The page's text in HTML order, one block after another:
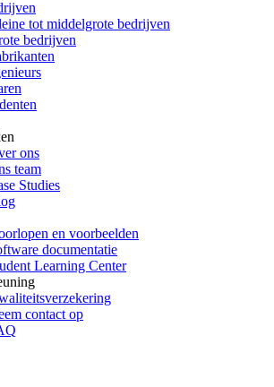
tot middelgrote bedrijven
bedrijven
ons
team
Studies
en voorbeelden
documentatie
Learning Center
contact op